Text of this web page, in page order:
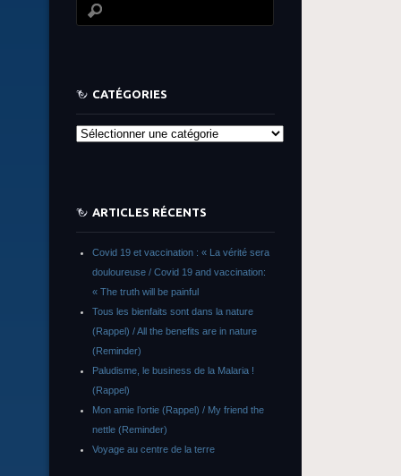
CATÉGORIES
Catégories
ARTICLES RÉCENTS
Covid 19 et vaccination : « La vérité sera
douloureuse / Covid 19 and vaccination:
« The truth will be painful
Tous les bienfaits sont dans la nature
(Rappel) / All the benefits are in nature
(Reminder)
Paludisme, le business de la Malaria !
(Rappel)
Mon amie l’ortie (Rappel) / My friend the
nettle (Reminder)
Voyage au centre de la terre